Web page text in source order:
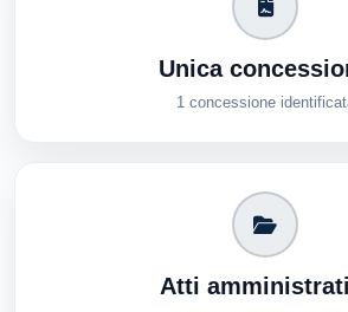
Unica
1 concessione
Atti